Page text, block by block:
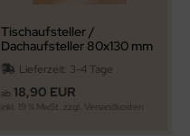
Tischaufsteller /
Dachaufsteller 80x130 mm
Hochformat
Lieferzeit: 3-4 Tage
ab 18,90 EUR
inkl. 19 % MwSt. zzgl. Versandkosten